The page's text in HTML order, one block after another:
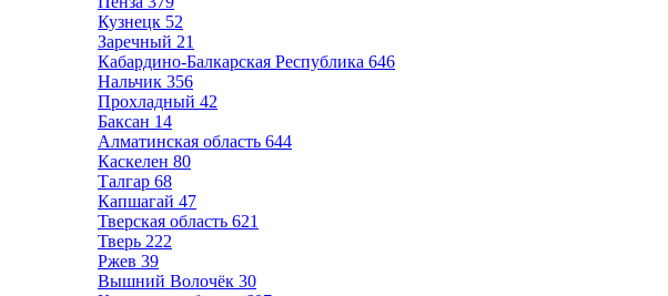
Кузнецк 52
Заречный 21
Кабардино-Балкарская Республика 646
Нальчик 356
Прохладный 42
Баксан 14
Алматинская область 644
Каскелен 80
Талгар 68
Капшагай 47
Тверская область 621
Тверь 222
Ржев 39
Вышний Волочёк 30